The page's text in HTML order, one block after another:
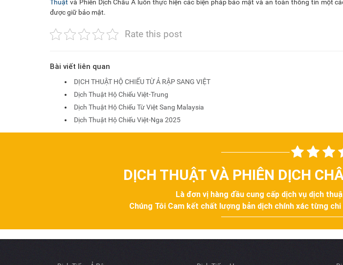
Thuật và Phiên Dịch Châu Á luôn thực hiện các biện pháp bảo mật và an toàn thông tin một
được giữ bảo mật.
Rate this post
Bài viết liên quan
DỊCH THUẬT HỘ CHIẾU TỪ Ả RẬP SANG VIỆT
Dịch Thuật Hộ Chiếu Việt-Trung
Dịch Thuật Hộ Chiếu Từ Việt Sang Malaysia
Dịch Thuật Hộ Chiếu Việt-Nga 2025
DỊCH THUẬT VÀ PHIÊN DỊCH
Là đơn vị hàng đầu cung cấp dịch vụ dịch
Chúng Tôi Cam kết chất lượng bản dịch chính xác từng